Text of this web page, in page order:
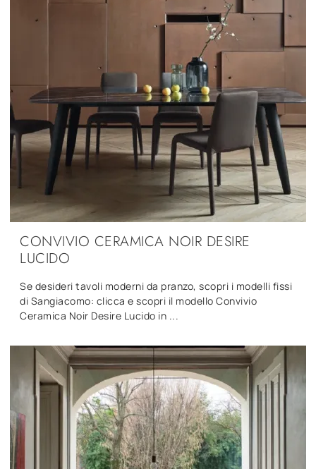
CONVIVIO CERAMICA NOIR DESIRE
LUCIDO
Se desideri tavoli moderni da pranzo, scopri i modelli fissi
di Sangiacomo: clicca e scopri il modello Convivio
Ceramica Noir Desire Lucido in ...